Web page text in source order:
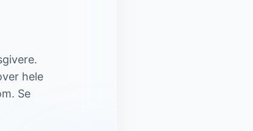
hele
Se